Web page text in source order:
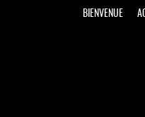
BIENVENUE